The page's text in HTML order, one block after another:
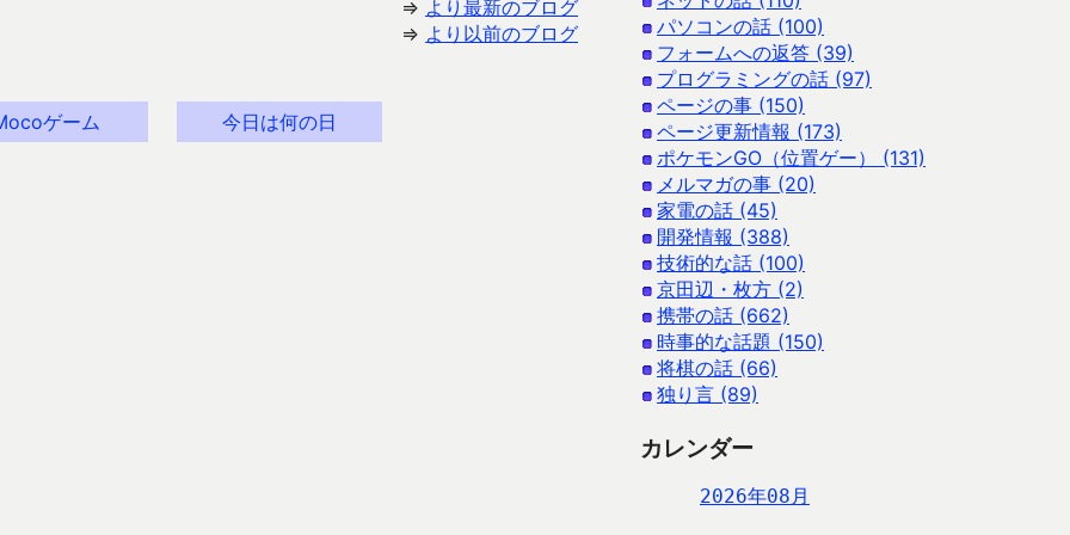
⇒ より最新のブログ
⇒ より以前のブログ
ゲーム 今日は何の日
パソコンの話 (100)
フォームへの返答 (39)
プログラミングの話 (97)
ページの事 (150)
ページ更新情報 (173)
ポケモンGO（位置ゲー） (131)
メルマガの事 (20)
家電の話 (45)
開発情報 (388)
技術的な話 (100)
京田辺・枚方 (2)
携帯の話 (662)
時事的な話題 (150)
将棋の話 (66)
独り言 (89)
カレンダー
2026年08月